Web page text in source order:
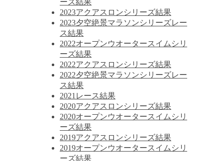
ーズ結果
2023アクアスロンシリーズ結果
2023夕空絶景マラソンシリーズレー
ス結果
2022オープンウオータースイムシリ
ーズ結果
2022アクアスロンシリーズ結果
2022夕空絶景マラソンシリーズレー
ス結果
2021レース結果
2020アクアスロンシリーズ結果
2020オープンウオータースイムシリ
ーズ結果
2019アクアスロンシリーズ結果
2019オープンウオータースイムシリ
ーズ結果